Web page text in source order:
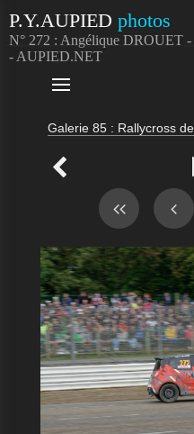
P.Y.AUPIED photos
N° 272 : Angélique DROUET
- AUPIED.NET

Galerie 85 : Rallycross
